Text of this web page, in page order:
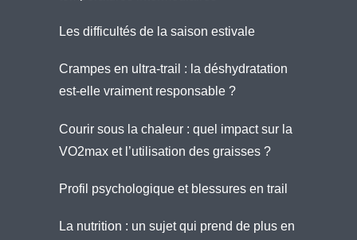
Les difficultés de la saison estivale
Crampes en ultra-trail : la déshydratation
est-elle vraiment responsable ?
Courir sous la chaleur : quel impact sur la
VO2max et l’utilisation des graisses ?
Profil psychologique et blessures en trail
La nutrition : un sujet qui prend de plus en